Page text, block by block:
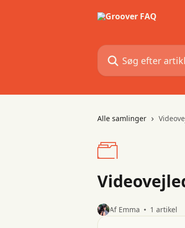
Søg efter artikler...
Alle samlinger
Af Emma 1 artikel